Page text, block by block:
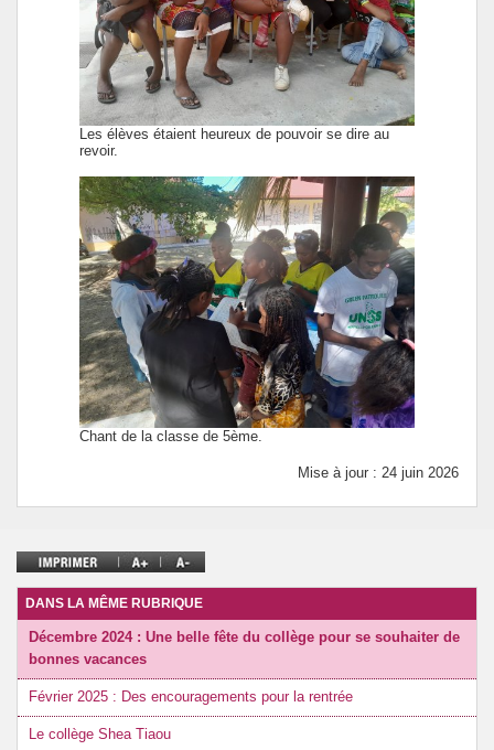
Les élèves étaient heureux de pouvoir se dire au
revoir.
Chant de la classe de 5ème.
Mise à jour : 24 juin 2026
DANS LA MÊME RUBRIQUE
Décembre 2024 : Une belle fête du collège pour se souhaiter de
bonnes vacances
Février 2025 : Des encouragements pour la rentrée
Le collège Shea Tiaou